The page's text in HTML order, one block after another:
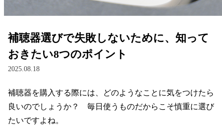
サングラス
補聴器
グッズ・小物
補聴器選びで失敗しないために、知って
おきたい8つのポイント
2025.08.18
補聴器を購入する際には、どのようなことに気をつけたら
良いのでしょうか？　毎日使うものだからこそ慎重に選び
たいですよね。